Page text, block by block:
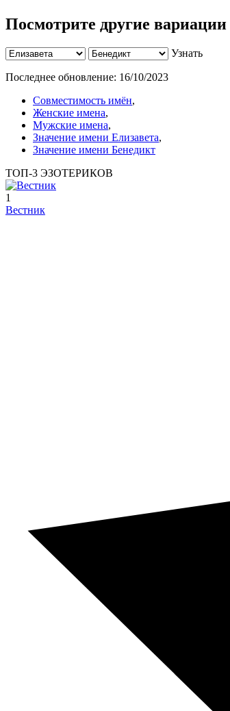
Посмотрите другие
Узнать
Последнее обновление: 16/10/2023
Совместимость имён,
Женские имена,
Мужские имена,
Значение имени Елизавета,
Значение имени Бенедикт
ТОП-3 ЭЗОТЕРИКОВ
1
Вестник